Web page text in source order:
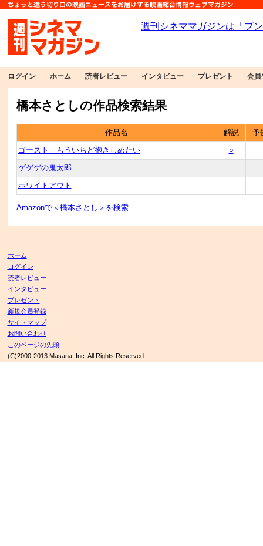
ログイン ホーム 読者レビュー インタビュー プレゼント 会員
橋本さとしの作品検索結果
作品名 解説 予
ゴースト もういちど抱きしめたい ○
ゲゲゲの鬼太郎
ホワイトアウト
Amazonで＜橋本さとし＞を検索
ホーム
ログイン
読者レビュー
インタビュー
プレゼント
新規会員登録
サイトマップ
お問い合わせ
このページの先頭
(C)2000-2013 Masana, Inc. All Rights Reserved.